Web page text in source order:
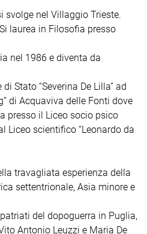
svolge nel Villaggio Trieste.
laurea in Filosofia presso
nel 1986 e diventa da
Stato “Severina De Lilla” ad
di Acquaviva delle Fonti dove
presso il Liceo socio psico
Liceo scientifico “Leonardo da
travagliata esperienza della
settentrionale, Asia minore e
del dopoguerra in Puglia,
Antonio Leuzzi e Maria De